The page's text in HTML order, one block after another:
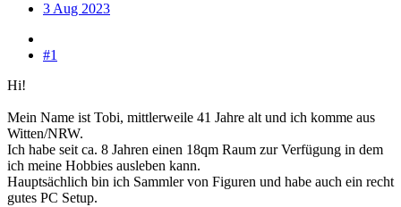
3 Aug 2023
#1
Hi!
Mein Name ist Tobi, mittlerweile 41 Jahre alt und ich komme aus
Witten/NRW.
Ich habe seit ca. 8 Jahren einen 18qm Raum zur Verfügung in dem
ich meine Hobbies ausleben kann.
Hauptsächlich bin ich Sammler von Figuren und habe auch ein recht
gutes PC Setup.